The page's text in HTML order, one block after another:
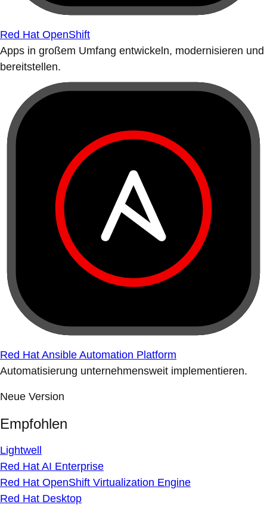
Red Hat OpenShift
Apps in großem Umfang entwickeln, modernisieren und
bereitstellen.
Red Hat Ansible Automation Platform
Automatisierung unternehmensweit implementieren.
Neue Version
Empfohlen
Lightwell
Red Hat AI Enterprise
Red Hat OpenShift Virtualization Engine
Red Hat Desktop